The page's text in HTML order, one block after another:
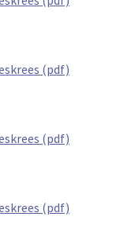
(pdf)
(pdf)
(pdf)